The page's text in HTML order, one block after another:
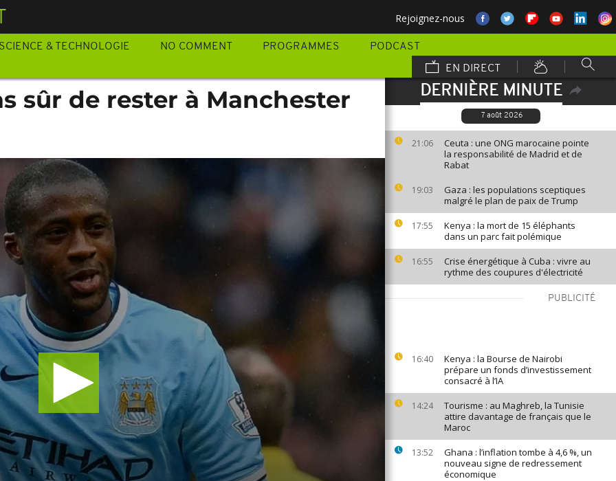
Rejoignez-nous
SCIENCE & TECHNOLOGIE NO COMMENT PROGRAMMES
PODCAST
EN DIRECT
DERNIÈRE MINUTE
7 août 2026
21:06
Ceuta : une ONG marocaine pointe
la responsabilité de Madrid et de
Rabat
19:03
Gaza : les populations sceptiques
malgré le plan de paix de Trump
17:55
Kenya : la mort de 15 éléphants
dans un parc fait polémique
16:55
Crise énergétique à Cuba : vivre au
rythme des coupures d'électricité
PUBLICITÉ
16:40
Kenya : la Bourse de Nairobi
prépare un fonds d’investissement
consacré à l’IA
14:24
Tourisme : au Maghreb, la Tunisie
attire davantage de français que le
Maroc
13:52
Ghana : l’inflation tombe à 4,6 %, un
nouveau signe de redressement
économique
sûr de rester à Manchester